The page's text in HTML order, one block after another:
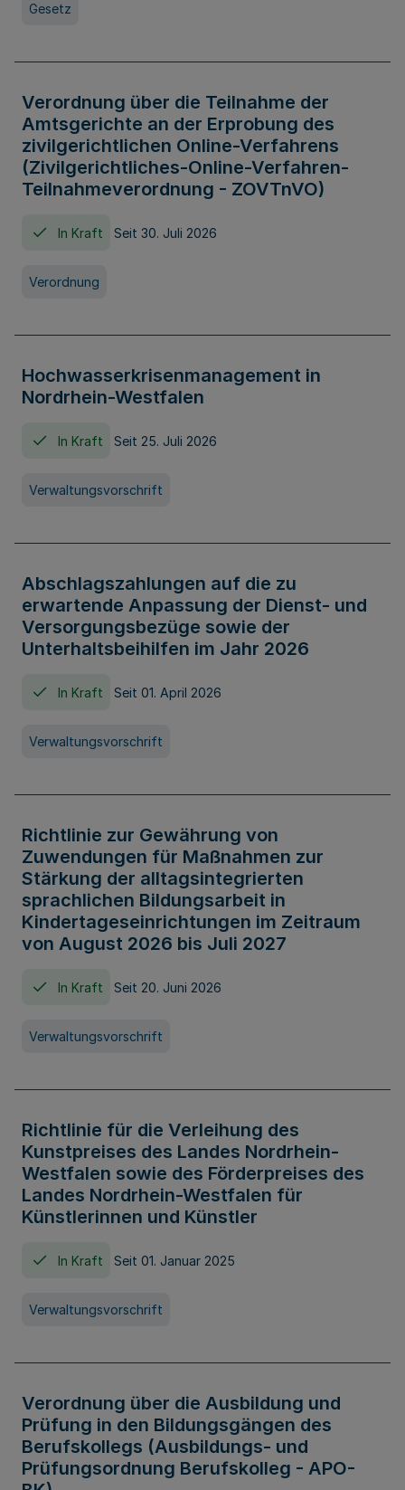
Gesetz
Verordnung über die Teilnahme der
Amtsgerichte an der Erprobung des
zivilgerichtlichen Online-Verfahrens
(Zivilgerichtliches-Online-Verfahren-
Teilnahmeverordnung - ZOVTnVO)
In Kraft Seit 30. Juli 2026
Verordnung
Hochwasserkrisenmanagement in
Nordrhein-Westfalen
In Kraft Seit 25. Juli 2026
Verwaltungsvorschrift
Abschlagszahlungen auf die zu
erwartende Anpassung der Dienst- und
Versorgungsbezüge sowie der
Unterhaltsbeihilfen im Jahr 2026
In Kraft Seit 01. April 2026
Verwaltungsvorschrift
Richtlinie zur Gewährung von
Zuwendungen für Maßnahmen zur
Stärkung der alltagsintegrierten
sprachlichen Bildungsarbeit in
Kindertageseinrichtungen im Zeitraum
von August 2026 bis Juli 2027
In Kraft Seit 20. Juni 2026
Verwaltungsvorschrift
Richtlinie für die Verleihung des
Kunstpreises des Landes Nordrhein-
Westfalen sowie des Förderpreises des
Landes Nordrhein-Westfalen für
Künstlerinnen und Künstler
In Kraft Seit 01. Januar 2025
Verwaltungsvorschrift
Verordnung über die Ausbildung und
Prüfung in den Bildungsgängen des
Berufskollegs (Ausbildungs- und
Prüfungsordnung Berufskolleg - APO-